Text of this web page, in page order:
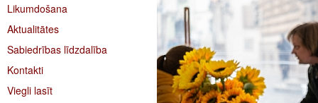
Likumdošana
Aktualitātes
Sabiedrības līdzdalība
Kontakti
Viegli lasīt